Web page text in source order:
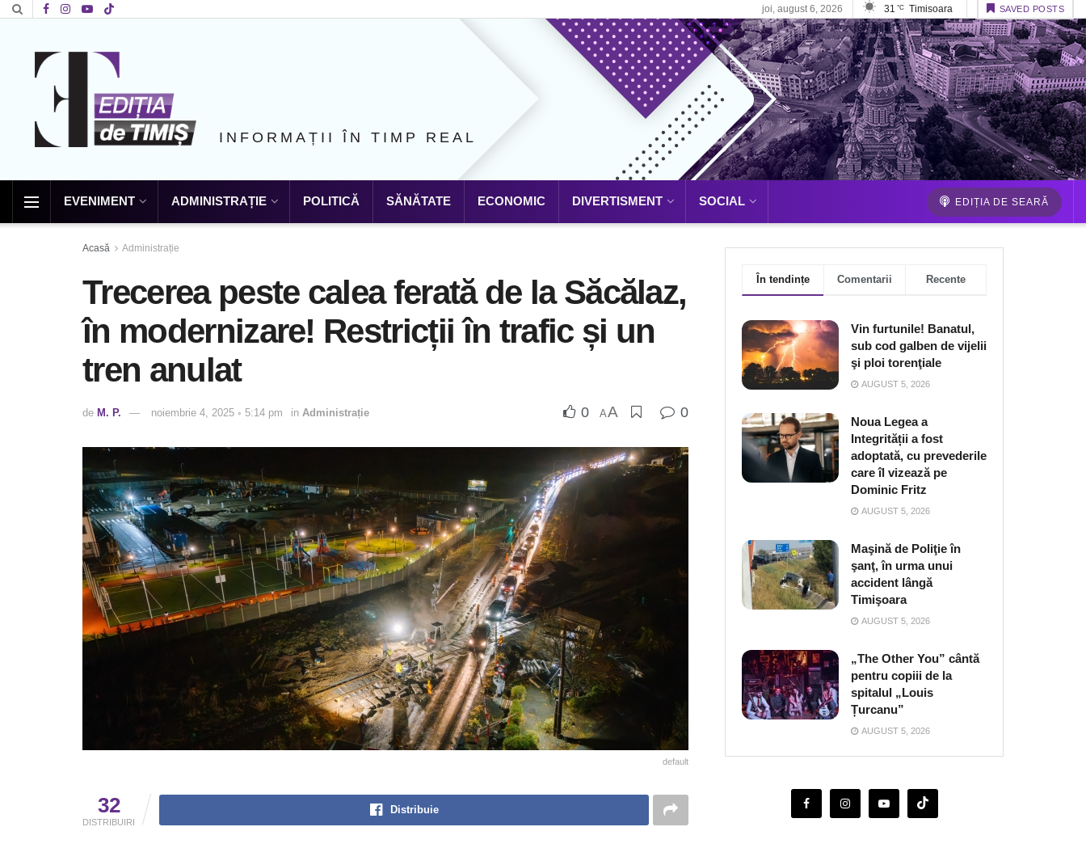
joi, august 6, 2026 31 °C Timisoara SAVED POSTS
INFORMAȚII ÎN TIMP REAL
EVENIMENT ADMINISTRAȚIE POLITICĂ SĂNĂTATE ECONOMIC DIVERTISMENT SOCIAL EDIȚIA DE SEARĂ
Acasă Administrație
Trecerea peste calea ferată de la Săcălaz,
în modernizare! Restricții în trafic și un
tren anulat
de M. P. noiembrie 4, 2025 ◦ 5:14 pm in Administrație 0 AA 0
default
32
DISTRIBUIRI
Distribuie
În tendințe Comentarii Recente
Vin furtunile! Banatul,
sub cod galben de vijelii
şi ploi torenţiale
AUGUST 5, 2026
Noua Legea a
Integrității a fost
adoptată, cu prevederile
care îl vizează pe
Dominic Fritz
AUGUST 5, 2026
Maşină de Poliţie în
şanţ, în urma unui
accident lângă
Timişoara
AUGUST 5, 2026
„The Other You” cântă
pentru copiii de la
spitalul „Louis
Țurcanu”
AUGUST 5, 2026